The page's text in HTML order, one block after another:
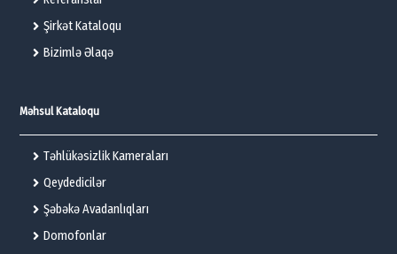
Şirkət Kataloqu
Bizimlə Əlaqə
Məhsul Kataloqu
Təhlükəsizlik Kameraları
Qeydedicilər
Şəbəkə Avadanlıqları
Domofonlar